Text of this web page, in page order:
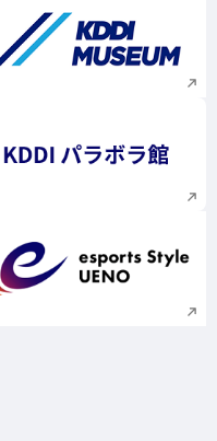
新規ウィンドウで
新規ウィンドウで
新規ウィンドウで